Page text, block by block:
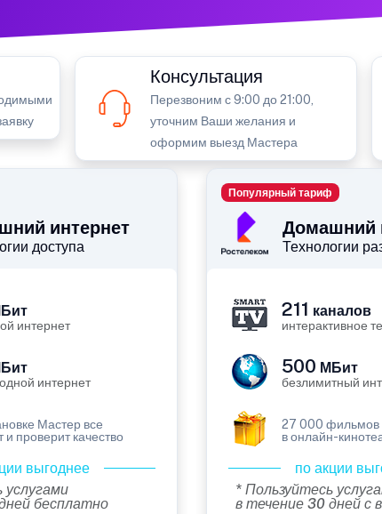
Консультация
Перезвоним с 9:00 до 21:00,
уточним Ваши желания и
оформим выезд Мастера
интернет
доступа
интернет
интернет
Мастер все
и проверит качество
выгоднее
услугами
бесплатно
Домашний
Технологии
Популярный тариф
211 каналов
интерактивное
500 МБит
безлимитный
27 000 фильмов
в онлайн-
по акции
* Пользуйтесь
в течение 30 дней с